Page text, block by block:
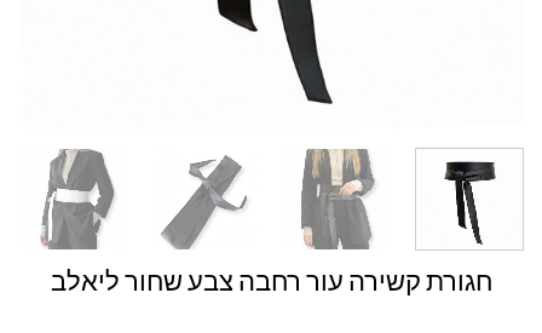
חגורת קשירה עור רחבה צבע שחור ליאלב